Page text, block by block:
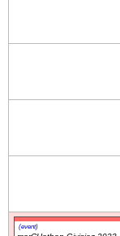
(event)